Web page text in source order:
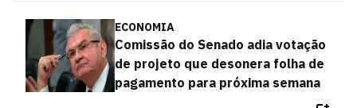
ECONOMIA
Comissão do Senado adia votação
de projeto que desonera folha de
pagamento para próxima semana